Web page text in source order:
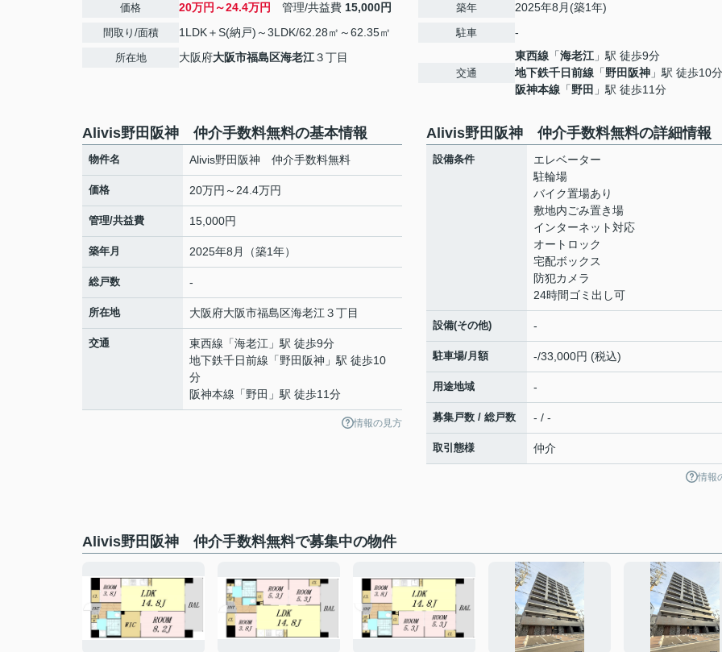
価格 20万円～24.4万円 管理/共益費 15,000円
間取り/面積 1LDK＋S(納戸)～3LDK/62.28㎡～62.35㎡
所在地 大阪府大阪市福島区海老江３丁目
築年 2025年8月(築1年)
駐車 -
交通
東西線 「海老江 」駅 徒歩9分
地下鉄千日前線 「野田阪神 」駅 徒歩10分
阪神本線 「野田 」駅 徒歩11分
Alivis野田阪神 仲介手数料無料の基本情報
物件名 Alivis野田阪神 仲介手数料無料
価格 20万円～24.4万円
管理/共益費 15,000円
築年月 2025年8月（築1年）
総戸数 -
所在地 大阪府大阪市福島区海老江 ３丁目
交通 東西線 「海老江 」駅 徒歩9分
地下鉄千日前線 「野田阪神 」駅 徒歩10
分
阪神本線 「野田 」駅 徒歩11分
情報の見方
Alivis野田阪神 仲介手数料無料の詳細情報
設備条件
エレベーター
駐輪場
バイク置場あり
敷地内ごみ置き場
インターネット対応
オートロック
宅配ボックス
防犯カメラ
24時間ゴミ出し可
設備(その他) -
駐車場/月額 -/33,000円 (税込)
用途地域 -
募集戸数 / 総戸数 - / -
取引態様 仲介
情報
Alivis野田阪神 仲介手数料無料で募集中の物件